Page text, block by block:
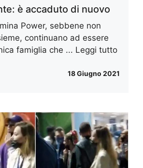
è accaduto di nuovo
Power, sebbene non
continuano ad essere
famiglia che ... Leggi tutto
18 Giugno 2021